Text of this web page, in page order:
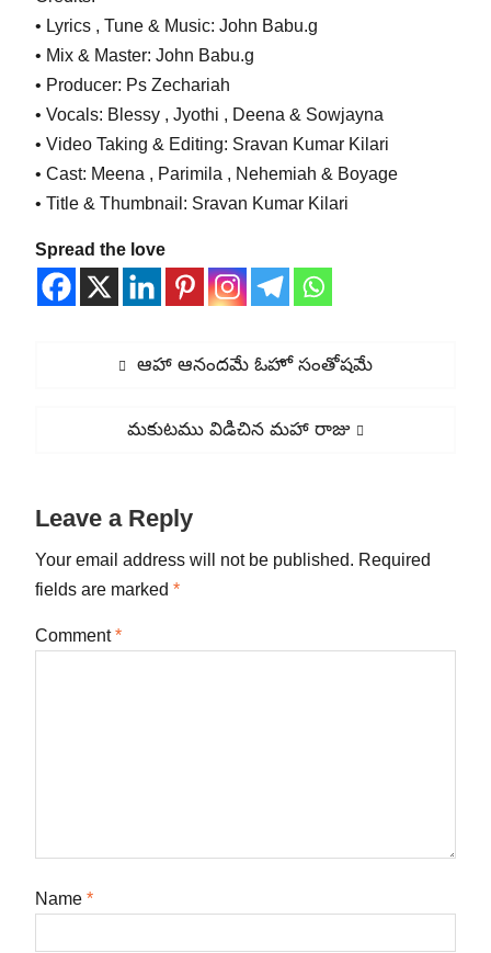
• Lyrics , Tune & Music: John Babu.g
• Mix & Master: John Babu.g
• Producer: Ps Zechariah
• Vocals: Blessy , Jyothi , Deena & Sowjayna
• Video Taking & Editing: Sravan Kumar Kilari
• Cast: Meena , Parimila , Nehemiah & Boyage
• Title & Thumbnail: Sravan Kumar Kilari
Spread the love
Previous
ఆహా ఆనందమే ఓహో సంతోషమే
Next
మకుటము విడిచిన మహా రాజు
Leave a Reply
Your email address will not be published. Required
fields are marked *
Comment*
Name *